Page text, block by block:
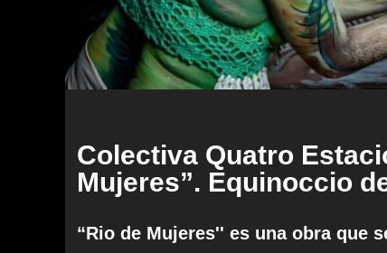
Colectiva Quatro
Mujeres”. Equinoccio
“Rio de Mujeres'' es una obra que